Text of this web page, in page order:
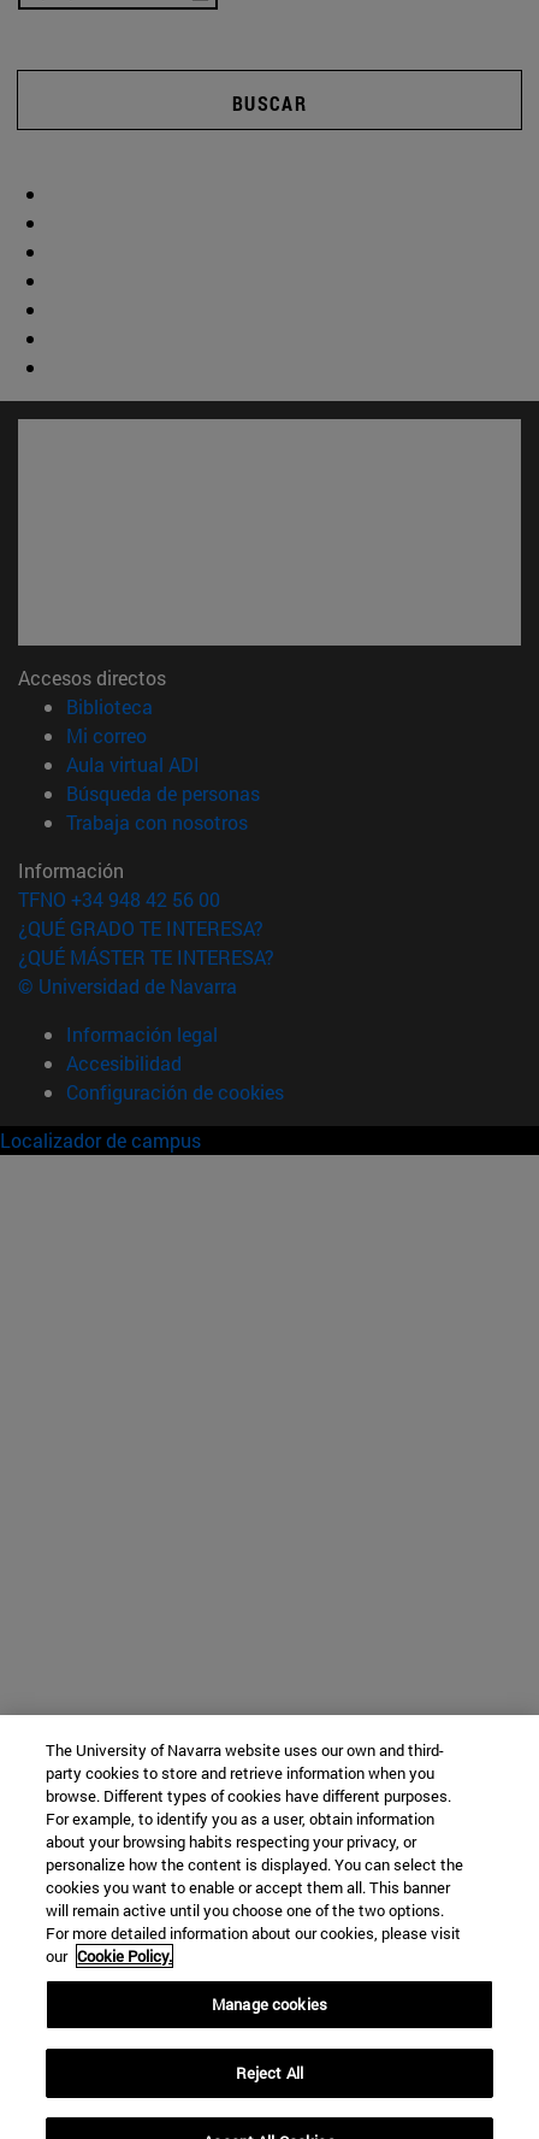
BUSCAR
Accesos directos
Biblioteca
Mi correo(abre en nueva ventana)
Aula virtual ADI
Búsqueda de personas(abre en nueva ventana)
Trabaja con nosotros(abre en nueva ventana)
Información
TFNO +34 948 42 56 00
¿QUÉ GRADO TE INTERESA?
¿QUÉ MÁSTER TE INTERESA?
© Universidad de Navarra
Información legal
Accesibilidad
Configuración de cookies
Localizador de campus
The University of Navarra website uses our own and third-
party cookies to store and retrieve information when you
browse. Different types of cookies have different purposes.
For example, to identify you as a user, obtain information
about your browsing habits respecting your privacy, or
personalize how the content is displayed. You can select the
cookies you want to enable or accept them all. This banner
will remain active until you choose one of the two options.
For more detailed information about our cookies, please visit
our Cookie Policy.
Manage cookies
Reject All